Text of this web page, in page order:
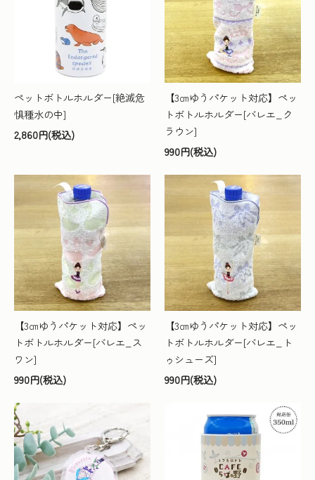
ペットボトルホルダー[絶滅危
惧種水の中]
2,860円(税込)
【3㎝ゆうパケット対応】ペッ
トボトルホルダー[バレエ_ク
ラウン]
990円(税込)
【3㎝ゆうパケット対応】ペッ
トボトルホルダー[バレエ_ス
ワン]
990円(税込)
【3㎝ゆうパケット対応】ペッ
トボトルホルダー[バレエ_ト
ゥシューズ]
990円(税込)